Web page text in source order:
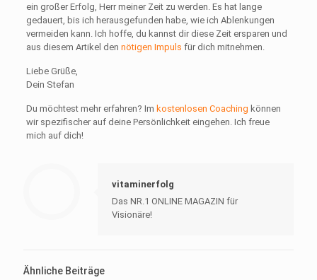
ein großer Erfolg, Herr meiner Zeit zu werden. Es hat lange
gedauert, bis ich herausgefunden habe, wie ich Ablenkungen
vermeiden kann. Ich hoffe, du kannst dir diese Zeit ersparen und
aus diesem Artikel den nötigen Impuls für dich mitnehmen.
Liebe Grüße,
Dein Stefan
Du möchtest mehr erfahren? Im kostenlosen Coaching können
wir spezifischer auf deine Persönlichkeit eingehen. Ich freue
mich auf dich!
vitaminerfolg
Das NR.1 ONLINE MAGAZIN für
Visionäre!
Ähnliche Beiträge